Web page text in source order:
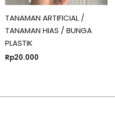
TANAMAN ARTIFICIAL /
TANAMAN HIAS / BUNGA
PLASTIK
Rp20.000